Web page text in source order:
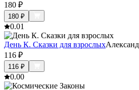
180 ₽
180 ₽
0.01
День К. Сказки для взрослых
116 ₽
116 ₽
0.00